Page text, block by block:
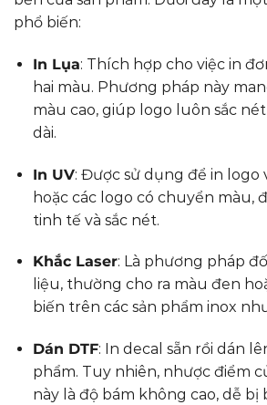
phổ biến:
In Lụa: Thích hợp cho việc in
hai màu. Phương pháp này
màu cao, giúp logo luôn sắc
dài.
In UV: Được sử dụng để in logo
hoặc các logo có chuyển màu,
tinh tế và sắc nét.
Khắc Laser: Là phương pháp
liệu, thường cho ra màu đen
biến trên các sản phẩm inox
Dán DTF: In decal sẵn rồi dán
phẩm. Tuy nhiên, nhược điểm
này là độ bám không cao, dễ